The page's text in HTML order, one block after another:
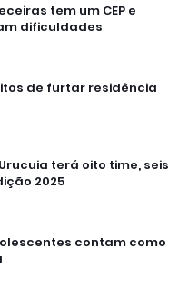
tem um CEP e
dificuldades
de furtar residência
terá oito time, seis
2025
contam como